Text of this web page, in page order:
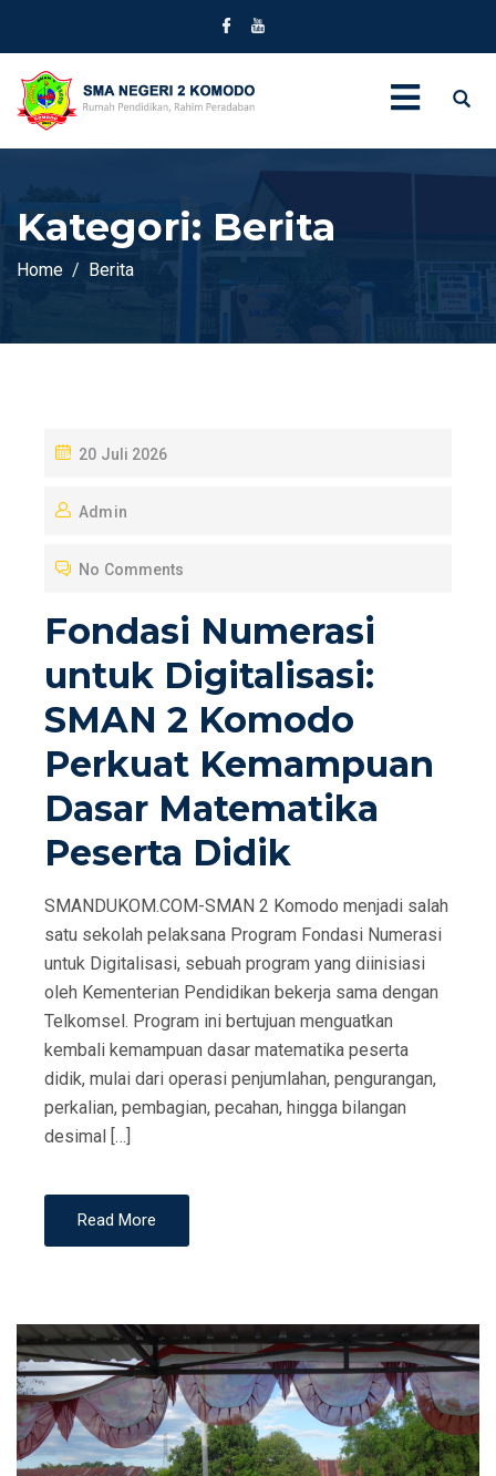
Kategori: Berita
Home Berita
P
S
E
O
N
20 Juli 2026
Admin
No Comments
Fondasi Numerasi
untuk Digitalisasi:
SMAN 2 Komodo
Perkuat Kemampuan
Dasar Matematika
Peserta Didik
SMANDUKOM.COM-SMAN 2 Komodo menjadi salah
satu sekolah pelaksana Program Fondasi Numerasi
untuk Digitalisasi, sebuah program yang diinisiasi
oleh Kementerian Pendidikan bekerja sama dengan
Telkomsel. Program ini bertujuan menguatkan
kembali kemampuan dasar matematika peserta
didik, mulai dari operasi penjumlahan, pengurangan,
perkalian, pembagian, pecahan, hingga bilangan
desimal […]
Read More